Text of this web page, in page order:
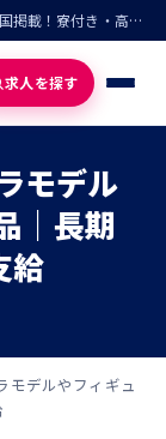
製造・倉庫・軽作業・フォークリフトなどの求人を全国掲載！寮付き・高収入・即入寮の仕事が見つかる
求人を探す
モデル
｜長期
給
モデルやフィギュ